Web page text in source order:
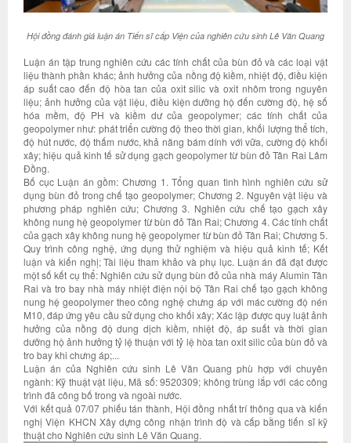
Hội đồng đánh giá luận án Tiến sĩ cấp Viện của nghiên cứu sinh Lê Văn Quang
Luận án tập trung nghiên cứu các tính chất của bùn đỏ và các loại vật
liệu thành phần khác; ảnh hưởng của nồng độ kiềm, nhiệt độ, điều kiện
áp suất cao đến độ hòa tan của oxit silic và oxit nhôm trong nguyên
liệu; ảnh hưởng của vật liệu, điều kiện dưỡng hộ đến cường độ, hệ số
hóa mềm, độ PH và kiềm dư của geopolymer; các tính chất của
geopolymer như: phát triển cường độ theo thời gian, khối lượng thể tích,
độ hút nước, độ thấm nước, khả năng bám dính với vữa, cường độ khối
xây; hiệu quả kinh tế sử dụng gạch geopolymer từ bùn đỏ Tân Rai Lâm
Đồng.
Bố cục Luận án gồm: Chương 1. Tổng quan tình hình nghiên cứu sử
dụng bùn đỏ trong chế tạo geopolymer; Chương 2. Nguyên vật liệu và
phương pháp nghiên cứu; Chương 3. Nghiên cứu chế tạo gạch xây
không nung hệ geopolymer từ bùn đỏ Tân Rai; Chương 4. Các tính chất
của gạch xây không nung hệ geopolymer từ bùn đỏ Tân Rai; Chương 5.
Quy trình công nghệ, ứng dụng thử nghiệm và hiệu quả kinh tế; Kết
luận và kiến nghị; Tài liệu tham khảo và phụ lục. Luận án đã đạt được
một số kết cụ thể: Nghiên cứu sử dụng bùn đỏ của nhà máy Alumin Tân
Rai và tro bay nhà máy nhiệt điện nội bộ Tân Rai chế tạo gạch không
nung hệ geopolymer theo công nghệ chưng áp với mác cường độ nén
M10, đáp ứng yêu cầu sử dụng cho khối xây; Xác lập được quy luật ảnh
hưởng của nồng độ dung dịch kiềm, nhiệt độ, áp suất và thời gian
dưỡng hộ ảnh hưởng tỷ lệ thuận với tỷ lệ hòa tan oxit silic của bùn đỏ và
tro bay khi chưng áp;...
Luận án của Nghiên cứu sinh Lê Văn Quang phù hợp với chuyên
ngành: Kỹ thuật vật liệu, Mã số: 9520309; không trùng lắp với các công
trình đã công bố trong và ngoài nước.
Với kết quả 07/07 phiếu tán thành, Hội đồng nhất trí thông qua và kiến
nghị Viện KHCN Xây dựng công nhận trình độ và cấp bằng tiến sĩ kỹ
thuật cho Nghiên cứu sinh Lê Văn Quang.